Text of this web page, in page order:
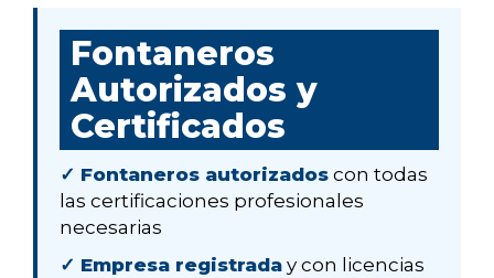
Fontaneros
Autorizados y
Certificados
✓ Fontaneros autorizados con todas
las certificaciones profesionales
necesarias
✓ Empresa registrada y con licencias